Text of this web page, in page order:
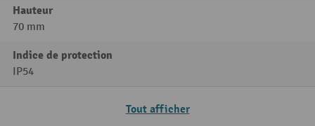
Hauteur
70 mm
Indice de protection
IP54
Tout afficher